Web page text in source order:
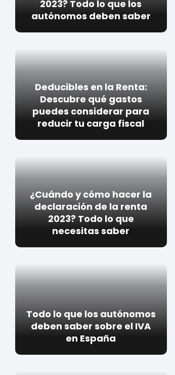
2023? Todo lo que los
autónomos deben saber
Deducibles en la Renta:
Descubre qué gastos
puedes considerar para
reducir tu carga fiscal
¿Cuándo y cómo hacer la
declaración de la renta
2023? Todo lo que
necesitas saber
Todo lo que los autónomos
deben saber sobre el IVA
en España